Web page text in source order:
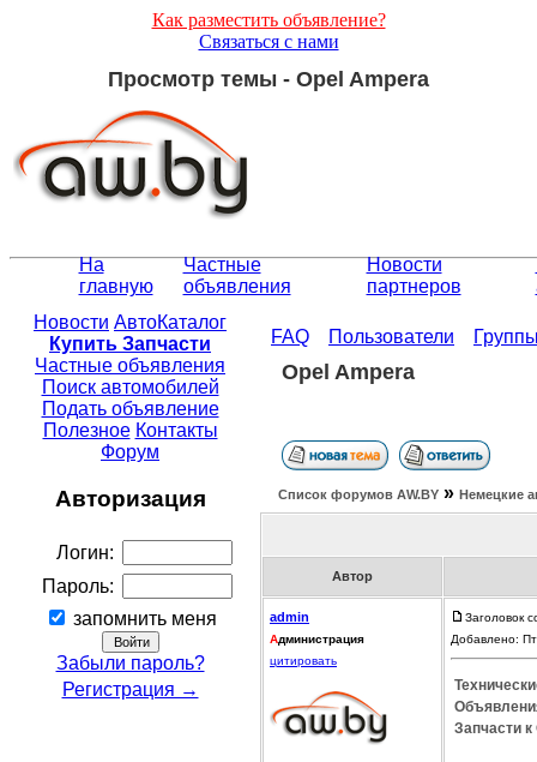
Как разместить объявление?
Связаться с нами
Просмотр темы - Opel Ampera
На
главную
Частные
объявления
Новости
партнеров
Новости АвтоКаталог
Купить Запчасти
Частные объявления
Поиск автомобилей
Подать объявление
Полезное Контакты
Форум
Авторизация
Логин:
Пароль:
запомнить меня
Забыли пароль?
Регистрация →
FAQ Пользователи
Opel Ampera
Список форумов АW.BY » Немецкие
Автор
admin
Администрация
цитировать
Заголовок
Добавлено:
Запчасти